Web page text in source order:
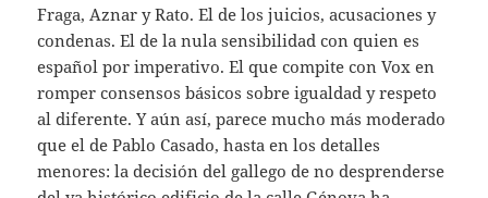
Fraga, Aznar y Rato. El de los juicios, acusaciones y
condenas. El de la nula sensibilidad con quien es
español por imperativo. El que compite con Vox en
romper consensos básicos sobre igualdad y respeto
al diferente. Y aún así, parece mucho más moderado
que el de Pablo Casado, hasta en los detalles
menores: la decisión del gallego de no desprenderse